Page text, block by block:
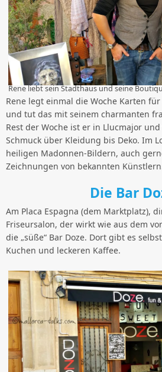
Rene liebt sein Stadthaus und seine
Rene legt einmal die Woche Karten
und tut das mit seinem charmanten
Rest der Woche ist er in Llucmajor
Schmuck über Kleidung bis Deko. Im
heiligen Madonnen-Bildern, auch
Zeichnungen von bekannten
Die Bar
Am Placa Espagna (dem Marktplatz),
Friseursalon, der wirkt wie aus dem
die „süße“ Bar Doze. Dort gibt es
Kuchen und leckeren Kaffee.